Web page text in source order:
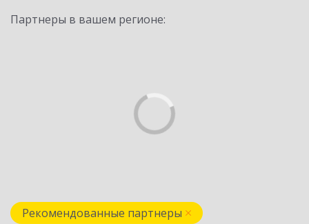
Партнеры в вашем регионе:
Рекомендованные партнеры